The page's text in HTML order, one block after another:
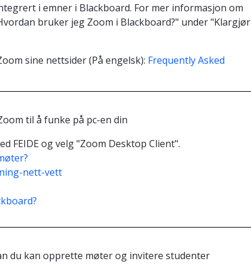
i emner i Blackboard. For mer informasjon om
bruker jeg Zoom i Blackboard?" under "Klargjør
sine nettsider (På engelsk): Frequently Asked
til å funke på pc-en din
FEIDE og velg "Zoom Desktop Client".
nett-vett
du kan opprette møter og invitere studenter